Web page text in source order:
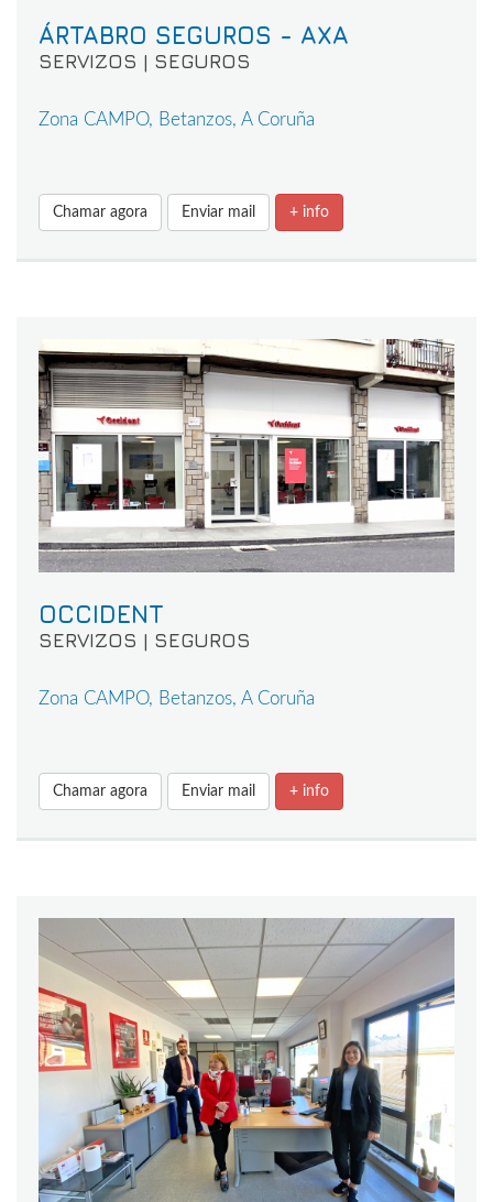
ÁRTABRO SEGUROS - AXA
SERVIZOS | SEGUROS
Zona CAMPO, Betanzos, A Coruña
Chamar agora Enviar mail + info
OCCIDENT
SERVIZOS | SEGUROS
Zona CAMPO, Betanzos, A Coruña
Chamar agora Enviar mail + info